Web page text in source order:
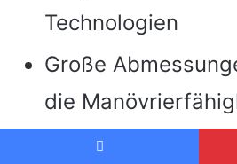
Technologien
Große
die
Feldern